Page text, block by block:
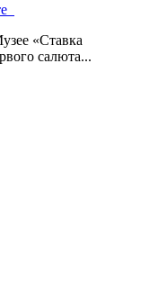
«Ставка
салюта...